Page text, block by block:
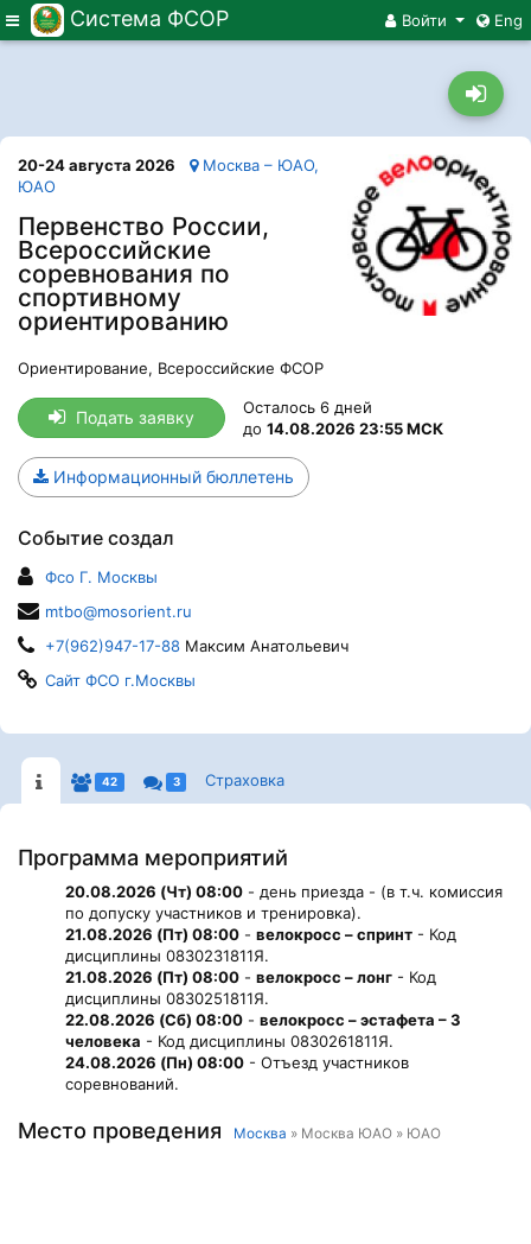
Меню Система ФСОР Войти Eng
20-24 августа 2026
Москва – ЮАО,
ЮАО
Первенство России,
Всероссийские
соревнования по
спортивному
ориентированию
Ориентирование, Всероссийские ФСОР
Подать заявку
Осталось 6 дней
до 14.08.2026 23:55 МСК
Информационный бюллетень
Событие создал
Фсо Г. Москвы
mtbo@mosorient.ru
+7(962)947-17-88 Максим Анатольевич
Сайт ФСО г.Москвы
42 3 Страховка
Программа мероприятий
20.08.2026 (Чт) 08:00 - день приезда - (в т.ч. комиссия
по допуску участников и тренировка).
21.08.2026 (Пт) 08:00 - велокросс – спринт - Код
дисциплины 0830231811Я.
21.08.2026 (Пт) 08:00 - велокросс – лонг - Код
дисциплины 0830251811Я.
22.08.2026 (Сб) 08:00 - велокросс – эстафета – 3
человека - Код дисциплины 0830261811Я.
24.08.2026 (Пн) 08:00 - Отъезд участников
соревнований.
Место проведения Москва » Москва ЮАО » ЮАО